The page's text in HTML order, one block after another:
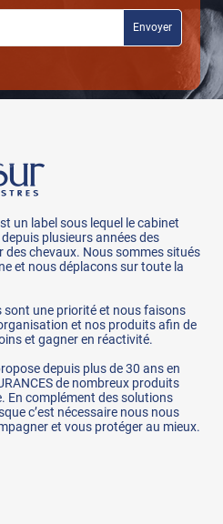
un label sous lequel le cabinet
plusieurs années des
chevaux. Nous sommes situés
et nous déplacons sur toute la
une priorité et nous faisons
et nos produits afin de
et gagner en réactivité.
depuis plus de 30 ans en
de nombreux produits
En complément des solutions
c’est nécessaire nous nous
et vous protéger au mieux.